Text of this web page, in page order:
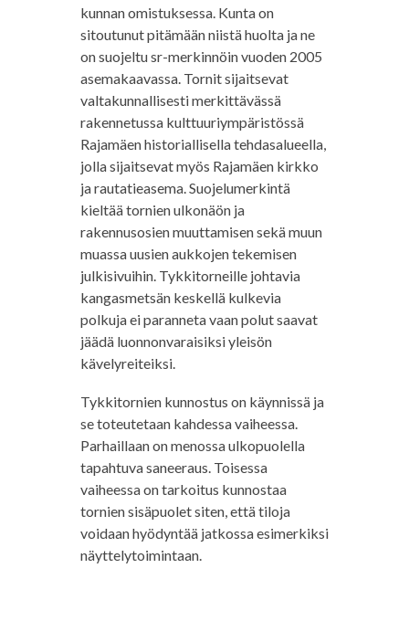
kunnan omistuksessa. Kunta on
sitoutunut pitämään niistä huolta ja ne
on suojeltu sr-merkinnöin vuoden 2005
asemakaavassa. Tornit sijaitsevat
valtakunnallisesti merkittävässä
rakennetussa kulttuuriympäristössä
Rajamäen historiallisella tehdasalueella,
jolla sijaitsevat myös Rajamäen kirkko
ja rautatieasema. Suojelumerkintä
kieltää tornien ulkonäön ja
rakennusosien muuttamisen sekä muun
muassa uusien aukkojen tekemisen
julkisivuihin. Tykkitorneille johtavia
kangasmetsän keskellä kulkevia
polkuja ei paranneta vaan polut saavat
jäädä luonnonvaraisiksi yleisön
kävelyreiteiksi.
Tykkitornien kunnostus on käynnissä ja
se toteutetaan kahdessa vaiheessa.
Parhaillaan on menossa ulkopuolella
tapahtuva saneeraus. Toisessa
vaiheessa on tarkoitus kunnostaa
tornien sisäpuolet siten, että tiloja
voidaan hyödyntää jatkossa esimerkiksi
näyttelytoimintaan.